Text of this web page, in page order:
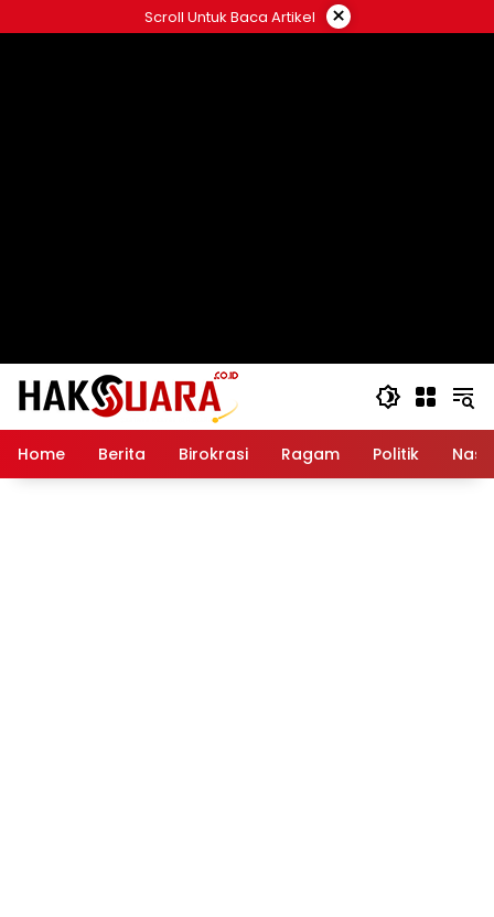
ke
Scroll Untuk Baca Artikel ×
Home Berita Birokrasi Ragam Politik